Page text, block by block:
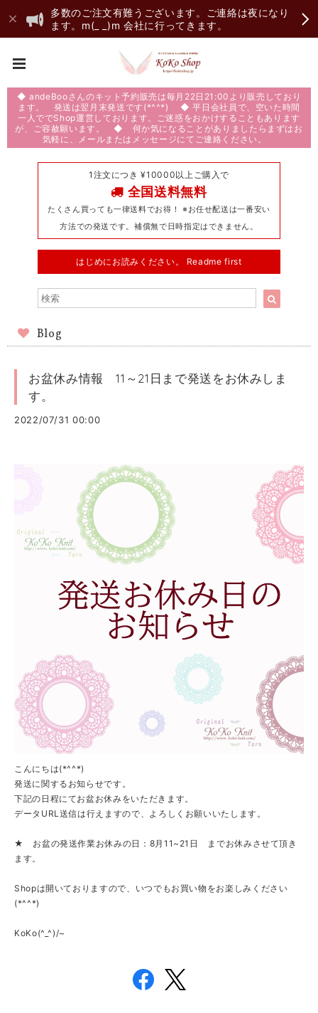
多数のご注文有難うございます。ご連絡は夜になり
ます。m(_ _)m 会社に行ってきます。
◆ andeBooさんのキット予約販売は毎月22日21:00より販売しており
ます。 発送は翌月末発送です(*^^*) ◆ 平日会社員で、空いた時間
一人ででShop運営しております。ご迷惑をおかけすることもあります
が、ご容赦願います。 ◆ 何か気になることがありましたらまずはお
気軽に、メールまたはメッセージにてご連絡ください。
1注文につき ¥10000以上ご購入で
全国送料無料
たくさん買っても一律送料でお得！ ※お任せ配送は一番安い
方法での発送です。補償無で日時指定はできません。
はじめにお読みください。 Readme first
Blog
お盆休み情報 11～21日まで発送をお休みしま
す。
2022/07/31 00:00
こんにちは(*^^*)
発送に関するお知らせです。
下記の日程にてお盆お休みをいただきます。
データURL送信は行えますので、よろしくお願いいたします。
★ お盆の発送作業お休みの日：8月11~21日 までお休みさせて頂き
ます。
Shopは開いておりますので、いつでもお買い物をお楽しみください
(*^^*)
KoKo(^_^)/~